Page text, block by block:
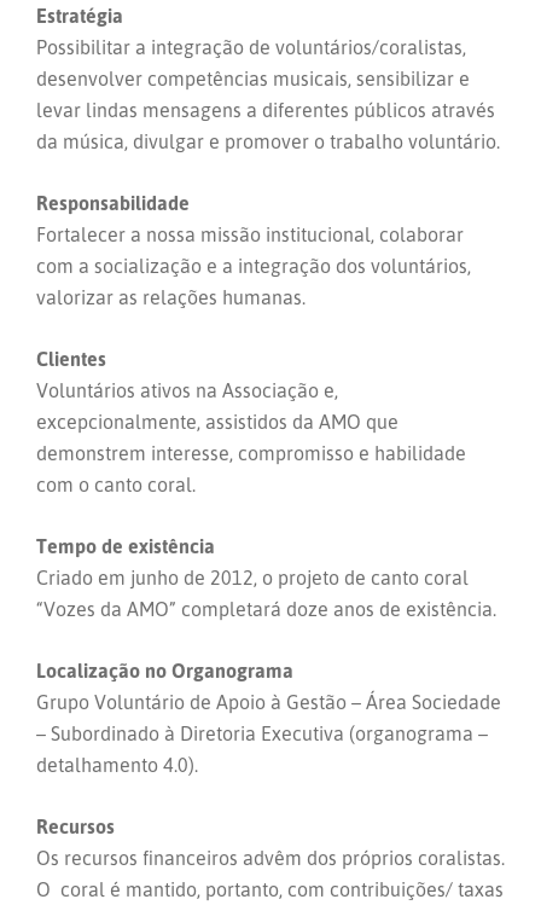
Estratégia
Possibilitar a integração de voluntários/coralistas,
desenvolver competências musicais, sensibilizar e
levar lindas mensagens a diferentes públicos através
da música, divulgar e promover o trabalho voluntário.
Responsabilidade
Fortalecer a nossa missão institucional, colaborar
com a socialização e a integração dos voluntários,
valorizar as relações humanas.
Clientes
Voluntários ativos na Associação e,
excepcionalmente, assistidos da AMO que
demonstrem interesse, compromisso e habilidade
com o canto coral.
Tempo de existência
Criado em junho de 2012, o projeto de canto coral
“Vozes da AMO” completará doze anos de existência.
Localização no Organograma
Grupo Voluntário de Apoio à Gestão – Área Sociedade
– Subordinado à Diretoria Executiva (organograma –
detalhamento 4.0).
Recursos
Os recursos financeiros advêm dos próprios coralistas.
O coral é mantido, portanto, com contribuições/ taxas